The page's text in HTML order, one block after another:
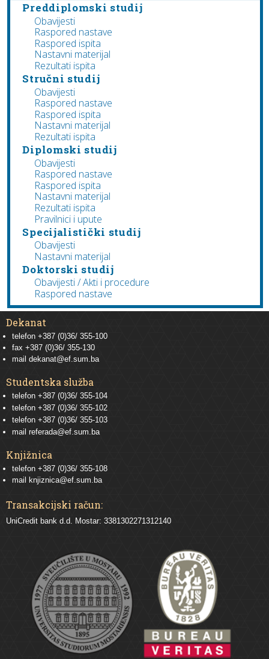
Preddiplomski studij
Obavijesti
Raspored nastave
Raspored ispita
Nastavni materijal
Rezultati ispita
Stručni studij
Obavijesti
Raspored nastave
Raspored ispita
Nastavni materijal
Rezultati ispita
Diplomski studij
Obavijesti
Raspored nastave
Raspored ispita
Nastavni materijal
Rezultati ispita
Pravilnici i upute
Specijalistički studij
Obavijesti
Nastavni materijal
Doktorski studij
Obavijesti / Akti i procedure
Raspored nastave
Dekanat
telefon +387 (0)36/ 355-100
fax +387 (0)36/ 355-130
mail dekanat@ef.sum.ba
Studentska služba
telefon +387 (0)36/ 355-104
telefon +387 (0)36/ 355-102
telefon +387 (0)36/ 355-103
mail referada@ef.sum.ba
Knjižnica
telefon +387 (0)36/ 355-108
mail
knjiznica@ef.sum.ba
Transakcijski račun:
UniCredit bank d.d. Mostar: 3381302271312140